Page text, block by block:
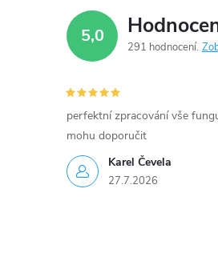
d
a
c
í
p
r
5,0
291 hodnocení
Karel Čevela
27.7.2026
perfektní zpracování vše
mohu doporučit